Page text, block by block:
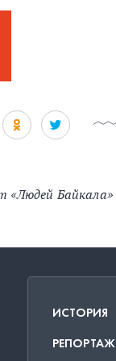
«Людей Байкала»
ИСТОРИЯ
РЕПОРТАЖ